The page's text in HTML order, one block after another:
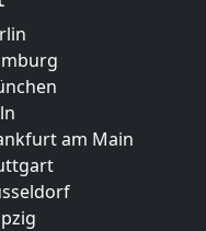
am Main